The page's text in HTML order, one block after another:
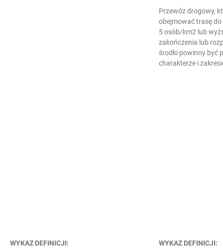
Przewóz drogowy,
obejmować trasę
5 osób/km2 lub
zakończenia lub
środki powinny być
charakterze i
WYKAZ DEFINICJI: WYKAZ DEFINICJI: